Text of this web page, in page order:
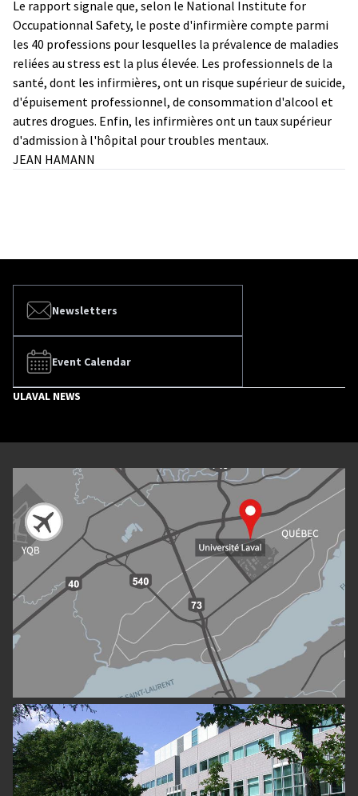
Le rapport signale que, selon le National Institute for
Occupationnal Safety, le poste d'infirmière compte parmi
les 40 professions pour lesquelles la prévalence de maladies
reliées au stress est la plus élevée. Les professionnels de la
santé, dont les infirmières, ont un risque supérieur de suicide,
d'épuisement professionnel, de consommation d'alcool et
autres drogues. Enfin, les infirmières ont un taux supérieur
d'admission à l'hôpital pour troubles mentaux.
JEAN HAMANN
Newsletters
Event Calendar
ULAVAL NEWS